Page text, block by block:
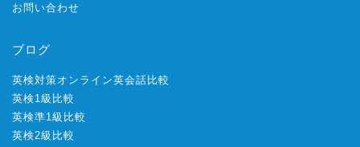
お問い合わせ
ブログ
英検対策オンライン英会話比較
英検1級比較
英検準1級比較
英検2級比較